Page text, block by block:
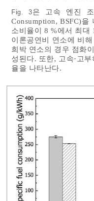
Fig. 3은 고속 엔진 조
Consumption, BSFC)
소비율이 8 %에서 최대
이론공연비 연소에 비
희박 연소의 경우 점화
성된다. 또한, 고속⋅고
율을 나타난다.